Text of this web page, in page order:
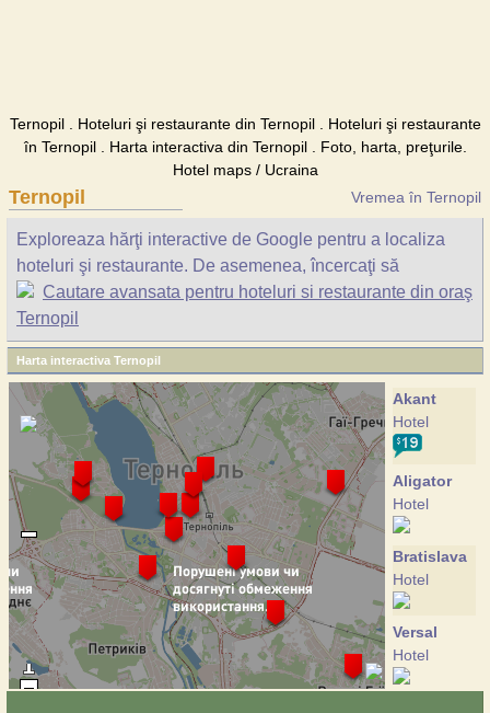
Ternopil . Hoteluri şi restaurante din Ternopil . Hoteluri şi restaurante
în Ternopil . Harta interactiva din Ternopil . Foto, harta, preţurile.
Hotel maps / Ucraina
Ternopil Vremea în Ternopil
Exploreaza hărţi interactive de Google pentru a localiza
hoteluri şi restaurante. De asemenea, încercaţi să
Cautare avansata pentru hoteluri si restaurante din oraş
Ternopil
Harta interactiva Ternopil
Akant
Hotel
Aligator
Hotel
Bratislava
Hotel
Versal
Hotel